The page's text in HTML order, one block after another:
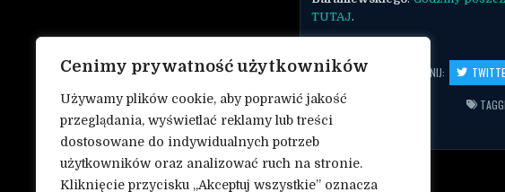
Cenimy prywatność użytkowników
Używamy plików cookie, aby poprawić jakość
przeglądania, wyświetlać reklamy lub treści
dostosowane do indywidualnych potrzeb
użytkowników oraz analizować ruch na stronie.
Kliknięcie przycisku „Akceptuj wszystkie” oznacza
TUTAJ.
UDOSTĘPNIJ: